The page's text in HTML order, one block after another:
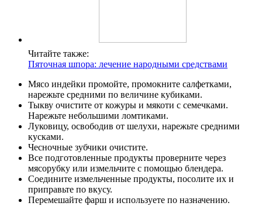
Читайте также:
Пяточная шпора: лечение народными средствами
Мясо индейки промойте, промокните салфетками,
нарежьте средними по величине кубиками.
Тыкву очистите от кожуры и мякоти с семечками.
Нарежьте небольшими ломтиками.
Луковицу, освободив от шелухи, нарежьте средними
кусками.
Чесночные зубчики очистите.
Все подготовленные продукты проверните через
мясорубку или измельчите с помощью блендера.
Соедините измельченные продукты, посолите их и
приправьте по вкусу.
Перемешайте фарш и используете по назначению.